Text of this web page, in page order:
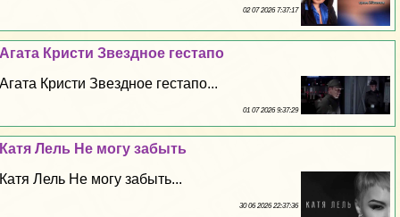
02 07 2026 7:37:17
Агата Кристи Звездное гестапо
Агата Кристи Звездное гестапо...
01 07 2026 9:37:29
Катя Лель Не могу забыть
Катя Лель Не могу забыть...
30 06 2026 22:37:36